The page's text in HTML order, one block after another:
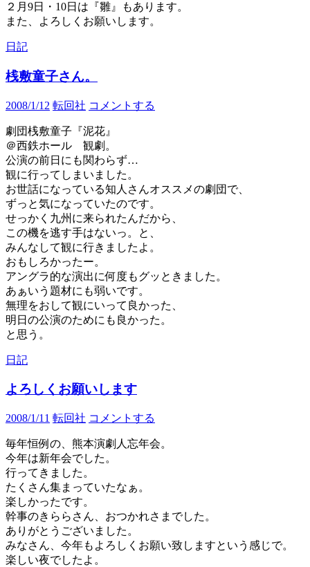
２月9日・10日は『雛』もあります。
また、よろしくお願いします。
日記
桟敷童子さん。
2008/1/12 転回社 コメントする
劇団桟敷童子『泥花』
＠西鉄ホール 観劇。
公演の前日にも関わらず…
観に行ってしまいました。
お世話になっている知人さんオススメの劇団で、
ずっと気になっていたのです。
せっかく九州に来られたんだから、
この機を逃す手はないっ。と、
みんなして観に行きましたよ。
おもしろかったー。
アングラ的な演出に何度もグッときました。
あぁいう題材にも弱いです。
無理をおして観にいって良かった、
明日の公演のためにも良かった。
と思う。
日記
よろしくお願いします
2008/1/11 転回社 コメントする
毎年恒例の、熊本演劇人忘年会。
今年は新年会でした。
行ってきました。
たくさん集まっていたなぁ。
楽しかったです。
幹事のきららさん、おつかれさまでした。
ありがとうございました。
みなさん、今年もよろしくお願い致しますという感じで。
楽しい夜でしたよ。